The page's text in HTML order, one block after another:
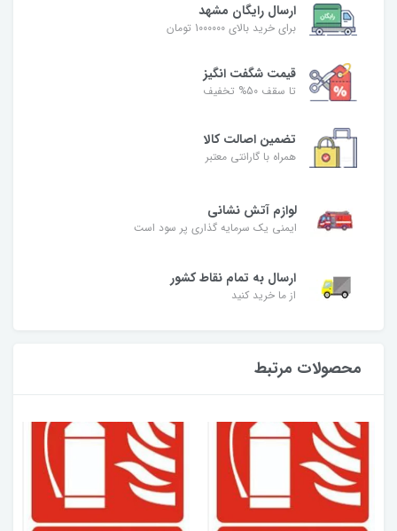
ارسال رایگان مشهد
برای خرید بالای 1000000 تومان
قیمت شگفت‌ انگیز
تا سقف 50% تخفیف
تضمین اصالت کالا
همراه با گارانتی معتبر
لوازم آتش نشانی
ایمنی یک سرمایه گذاری پر سود است
ارسال به تمام نقاط کشور
از ما خرید کنید
محصولات مرتبط